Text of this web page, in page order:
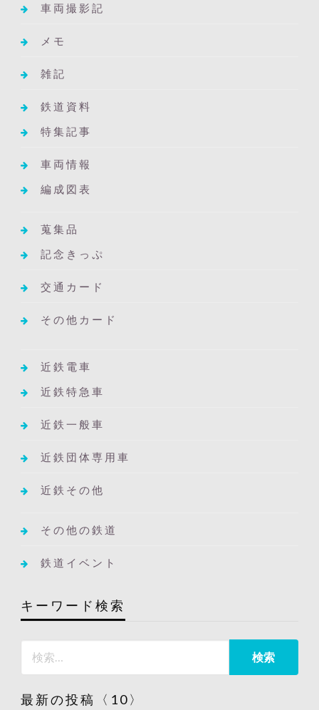
車両撮影記
メモ
雑記
鉄道資料
特集記事
車両情報
編成図表
蒐集品
記念きっぷ
交通カード
その他カード
近鉄電車
近鉄特急車
近鉄一般車
近鉄団体専用車
近鉄その他
その他の鉄道
鉄道イベント
キーワード検索
最新の投稿〈10〉